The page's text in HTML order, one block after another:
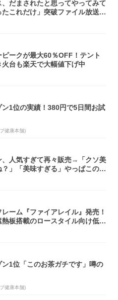
、だまされたと思ってやってみて
たこれだけ」突破ファイル放送で
ピークが最大60％OFF！テント
火台も楽天で大幅値下げ中
ン1位の実績！380円で5日間お試
健康本舗)
、人気すぎて再々販売→「クソ美
？」「美味すぎる」やっぱこのク
ーム『ファイアレイル』発売！
熱板搭載のロースタイル向け低型
ン1位「このお茶ガチです」噂の
健康本舗)